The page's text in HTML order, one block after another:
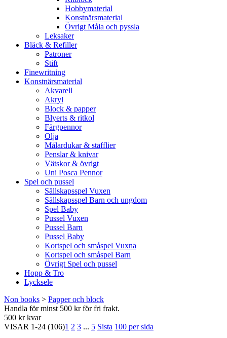
Hobbymaterial
Konstnärsmaterial
Övrigt Måla och pyssla
Leksaker
Bläck & Refiller
Patroner
Stift
Finewritning
Konstnärsmaterial
Akvarell
Akryl
Block & papper
Blyerts & ritkol
Färgpennor
Olja
Målardukar & stafflier
Penslar & knivar
Vätskor & övrigt
Uni Posca Pennor
Spel och pussel
Sällskapsspel Vuxen
Sällskapsspel Barn och ungdom
Spel Baby
Pussel Vuxen
Pussel Barn
Pussel Baby
Kortspel och småspel Vuxna
Kortspel och småspel Barn
Övrigt Spel och pussel
Hopp & Tro
Lycksele
Non books > Papper och block
Handla för minst 500 kr för fri frakt.
500 kr kvar
VISAR 1-24 (106)1 2 3 ... 5 Sista 100 per sida